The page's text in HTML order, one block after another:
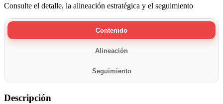
Consulte el detalle, la alineación estratégica y el seguimiento
Contenido
Alineación
Seguimiento
Descripción